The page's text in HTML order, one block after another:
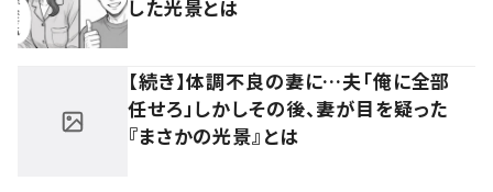
した光景とは
【続き】体調不良の妻に…夫「俺に全部
任せろ」しかしその後、妻が目を疑った
『まさかの光景』とは